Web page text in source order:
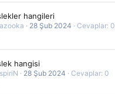
hangileri
28 Şub 2024
Cevaplar: 0
hangisi
28 Şub 2024
Cevaplar: 0